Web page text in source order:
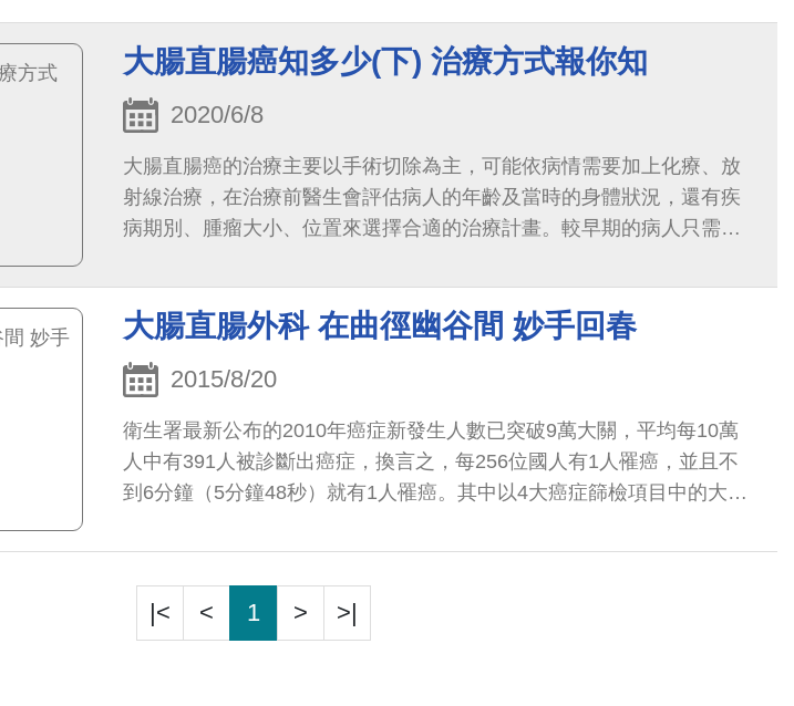
斷層懷疑，因為大腸腫瘤造成大腸阻塞，引起「吃不下、便不通」，需
緊急治療。
大腸直腸癌知多少(下) 治療方式報你知
2020/6/8
大腸直腸癌的治療主要以手術切除為主，可能依病情需要加上化療、放
射線治療，在治療前醫生會評估病人的年齡及當時的身體狀況，還有疾
病期別、腫瘤大小、位置來選擇合適的治療計畫。較早期的病人只需要
大腸直腸外科 在曲徑幽谷間 妙手回春
2015/8/20
衛生署最新公布的2010年癌症新發生人數已突破9萬大關，平均每10萬
人中有391人被診斷出癌症，換言之，每256位國人有1人罹癌，並且不
到6分鐘（5分鐘48秒）就有1人罹癌。其中以4大癌症篩檢項目中的大腸
|< < 1 > >|